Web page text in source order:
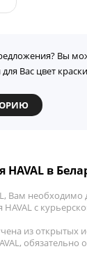
Вы
Вас цвет
в
Вам
с
из открытых